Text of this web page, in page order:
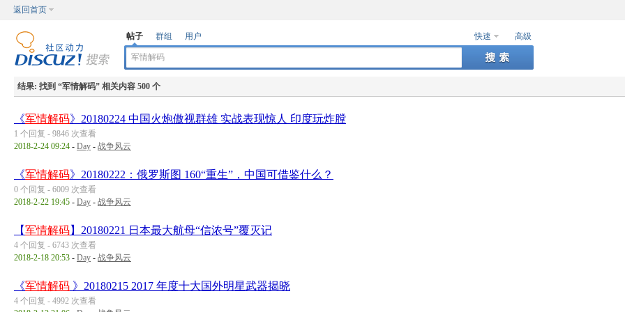
返回首页
快速 高级
帖子 群组 用户
结果: 找到 “军情解码” 相关内容 500 个
《军情解码》20180224 中国火炮傲视群雄 实战表现惊人 印度玩炸膛
1 个回复 - 9846 次查看
2018-2-24 09:24 - Day - 战争风云
《军情解码》20180222：俄罗斯图 160“重生”，中国可借鉴什么？
0 个回复 - 6009 次查看
2018-2-22 19:45 - Day - 战争风云
【军情解码】20180221 日本最大航母“信浓号”覆灭记
4 个回复 - 6743 次查看
2018-2-18 20:53 - Day - 战争风云
《军情解码 》20180215 2017 年度十大国外明星武器揭晓
4 个回复 - 4992 次查看